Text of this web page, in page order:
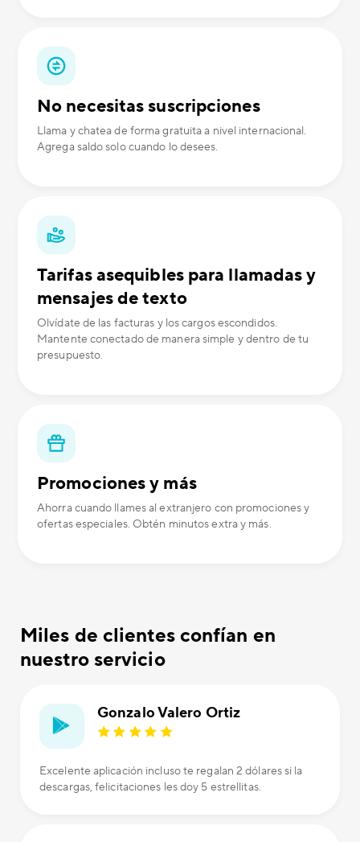
No necesitas suscripciones
Llama y chatea de forma gratuita a nivel internacional.
Agrega saldo solo cuando lo desees.
Tarifas asequibles para llamadas y
mensajes de texto
Olvídate de las facturas y los cargos escondidos.
Mantente conectado de manera simple y dentro de tu
presupuesto.
Promociones y más
Ahorra cuando llames al extranjero con promociones y
ofertas especiales. Obtén minutos extra y más.
Miles de clientes confían en
nuestro servicio
Gonzalo Valero Ortiz
Excelente aplicación incluso te regalan 2 dólares si la
descargas, felicitaciones les doy 5 estrellitas.